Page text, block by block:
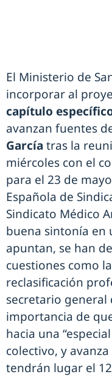
El Ministerio de
incorporar al
capítulo
avanzan fuentes
García tras la
miércoles con el
para el 23 de
Española de
Sindicato Médico
buena sintonía en
apuntan, se han
cuestiones como
reclasificación
secretario general
importancia de
hacia una
colectivo, y
tendrán lugar el